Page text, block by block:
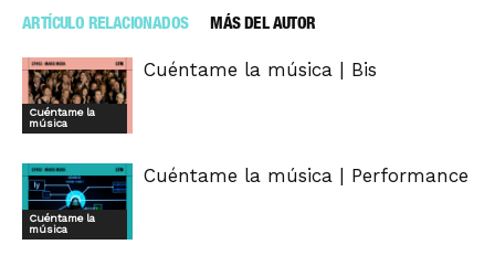
ARTÍCULO RELACIONADOS MÁS DEL AUTOR
Cuéntame la
música
Cuéntame la música | Bis
Cuéntame la
música
Cuéntame la música | Performance